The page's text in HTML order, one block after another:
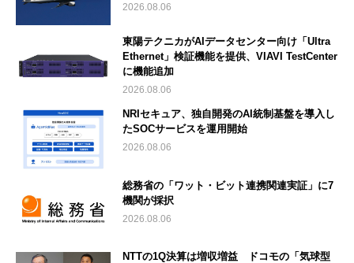
2026.08.06
東陽テクニカがAIデータセンター向け「Ultra
Ethernet」検証機能を提供、VIAVI TestCenter
に機能追加
2026.08.06
NRIセキュア、独自開発のAI統制基盤を導入し
たSOCサービスを運用開始
2026.08.06
総務省の「ワット・ビット連携関連実証」に7
機関が採択
2026.08.06
NTTの1Q決算は増収増益 ドコモの「気球型